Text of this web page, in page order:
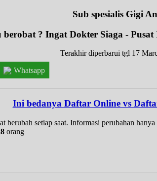
Sub spesialis Gigi
berobat ? Ingat Dokter Siaga -
Terakhir diperbarui tgl 17
Whatsapp
Ini bedanya Daftar Online vs
setiap saat. Informasi perubahan
orang